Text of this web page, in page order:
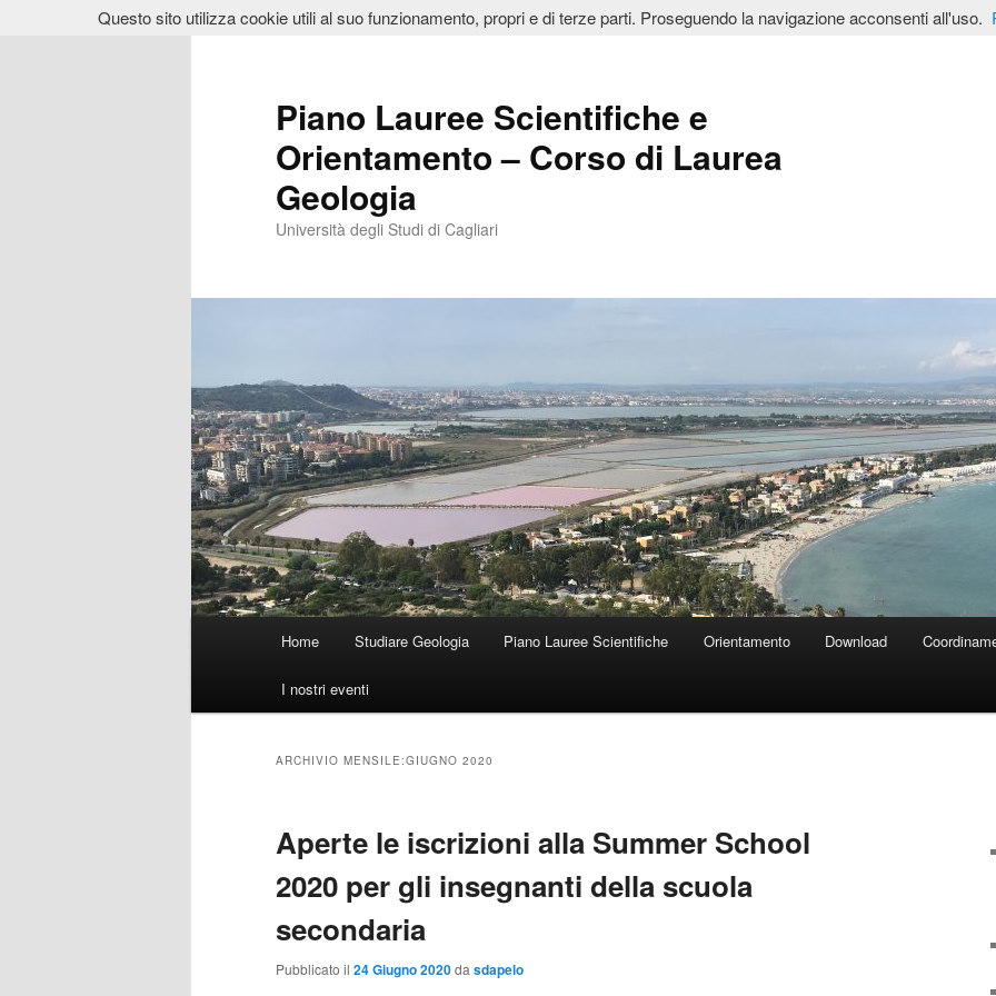
Piano Lauree Scientifiche e
Orientamento – Corso di Laurea
Geologia
Università degli Studi di Cagliari
Home Studiare Geologia Piano Lauree Scientifiche Orientamento Download
I nostri eventi
ARCHIVIO MENSILE:GIUGNO 2020
Aperte le iscrizioni alla Summer School
2020 per gli insegnanti della scuola
secondaria
Pubblicato il 24 Giugno 2020da sdapelo
Questo sito utilizza cookie utili al suo funzionamento, propri e di terze parti. Proseguendo la navigazione acconsenti all'uso.